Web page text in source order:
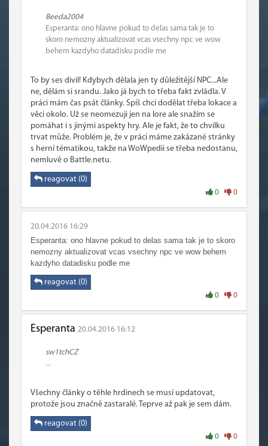
Beeda2004
Esperanta: ono hlavne pokud to delas sama tak je to
skoro nemozny aktualizovat vcas vsechny npc ve wow
behem kazdyho datadisku podle me
To by ses divil! Kdybych dělala jen ty důležitější NPC...Ale
ne, dělám si srandu. Jako já bych to třeba fakt zvládla. V
práci mám čas psát články. Spíš chci dodělat třeba lokace a
věci okolo. Už se neomezuji jen na lore ale snažím se
pomáhat i s jinými aspekty hry. Ale je fakt, že to chvilku
trvat může. Problém je, že v práci máme zakázané stránky
s herní tématikou, takže na WoWpedii se třeba nedostanu,
nemluvě o Battle.netu.
reagovat (0)
0 0
20.04.2016 16:29
Esperanta: ono hlavne pokud to delas sama tak je to skoro
nemozny aktualizovat vcas vsechny npc ve wow behem
kazdyho datadisku podle me
reagovat (0)
0 0
Esperanta 20.04.2016 16:12
sw1tchCZ
...
Všechny články o těhle hrdinech se musí updatovat,
protože jsou značně zastaralé. Teprve až pak je sem dám.
reagovat (0)
0 0